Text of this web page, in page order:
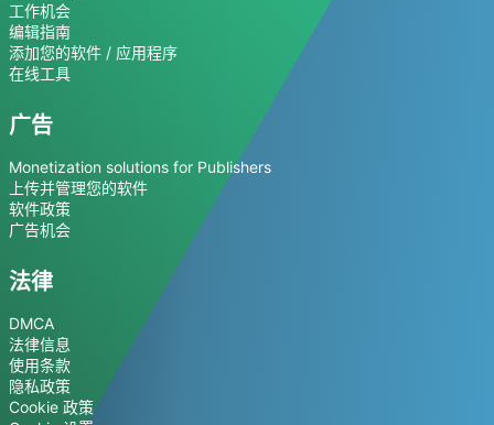
工作机会
编辑指南
添加您的软件 / 应用程序
在线工具
广告
Monetization solutions for Publishers
上传并管理您的软件
软件政策
广告机会
法律
DMCA
法律信息
使用条款
隐私政策
Cookie 政策